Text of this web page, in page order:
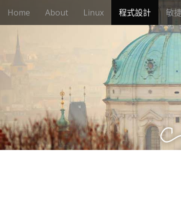
M
e
i
c
n
t
Home About Linux 程式設計 敏